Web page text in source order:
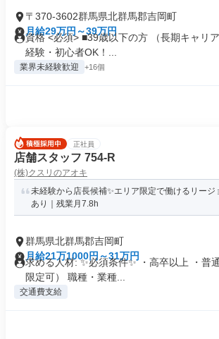
〒370-3602群馬県北群馬郡吉岡町
月給29万円～39万円
資格 <必須> ■39歳以下の方 （長期キャリ
経験・初心者OK！...
業界未経験歓迎 +16個
正社員
店舗スタッフ 754-R
(株)クスリのアオキ
未経験から店長候補✨エリア限定で働けるリージ
あり｜残業月7.8h
群馬県北群馬郡吉岡町
月給21万1000円～31万円
求める人材: ✨必須条件✨ ・高卒以上 ・普
限定可） 職種・業種...
交通費支給